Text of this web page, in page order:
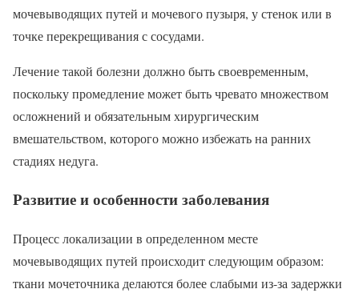
мочевыводящих путей и мочевого пузыря, у стенок или в
точке перекрещивания с сосудами.
Лечение такой болезни должно быть своевременным,
поскольку промедление может быть чревато множеством
осложнений и обязательным хирургическим
вмешательством, которого можно избежать на ранних
стадиях недуга.
Развитие и особенности заболевания
Процесс локализации в определенном месте
мочевыводящих путей происходит следующим образом:
ткани мочеточника делаются более слабыми из-за задержки